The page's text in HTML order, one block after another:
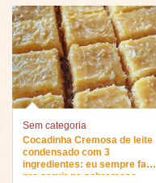
Sem categoria
Cocadinha Cremosa de leite
condensado com 3
ingredientes: eu sempre faço
pra servir na sobremesa…